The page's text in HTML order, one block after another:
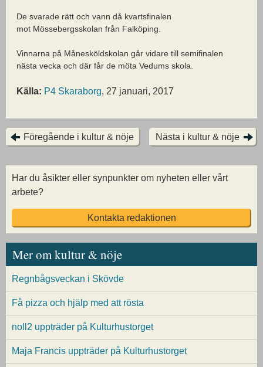
De svarade rätt och vann då kvartsfinalen
mot Mössebergsskolan från Falköping.
Vinnarna på Månesköldskolan går vidare till semifinalen
nästa vecka och där får de möta Vedums skola.
Källa: P4 Skaraborg, 27 januari, 2017
Föregående i kultur & nöje Nästa i kultur & nöje
Har du åsikter eller synpunkter om nyheten eller vårt
arbete?
Kontakta redaktionen
Mer om kultur & nöje
Regnbågsveckan i Skövde
Få pizza och hjälp med att rösta
noll2 uppträder på Kulturhustorget
Maja Francis uppträder på Kulturhustorget